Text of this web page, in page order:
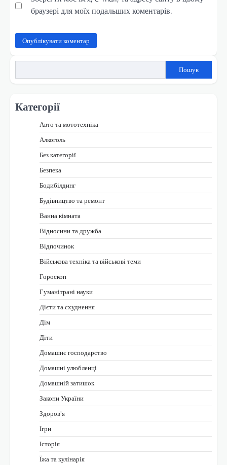
браузері для моїх подальших коментарів.
Пошук
Категорії
Авто та мототехніка
Алкоголь
Без категорії
Безпека
Бодибілдинг
Будівництво та ремонт
Ванна кімната
Відносини та дружба
Відпочинок
Військова техніка та військові теми
Гороскоп
Гуманітрані науки
Дієти та схуднення
Дім
Діти
Домашнє господарство
Домашні улюбленці
Домашній затишок
Закони України
Здоров'я
Ігри
Історія
Їжа та кулінарія